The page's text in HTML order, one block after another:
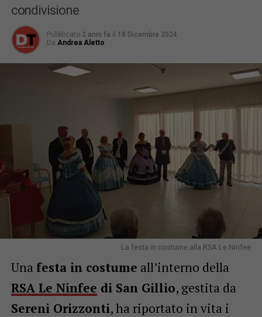
condivisione
Pubblicato 2 anni fa il 18 Dicembre 2024
Da Andrea Aletto
La festa in costume alla RSA Le Ninfee
Una festa in costume all’interno della
RSA Le Ninfee di San Gillio, gestita da
Sereni Orizzonti, ha riportato in vita i